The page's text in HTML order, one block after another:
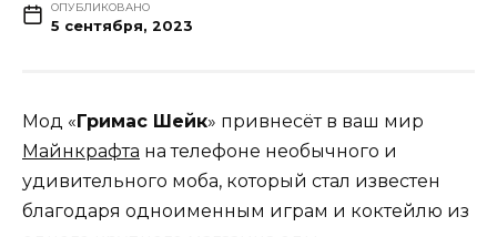
ОПУБЛИКОВАНО
5 сентября, 2023
Мод «Гримас Шейк» привнесёт в ваш мир
Майнкрафта на телефоне необычного и
удивительного моба, который стал известен
благодаря одноименным играм и коктейлю из